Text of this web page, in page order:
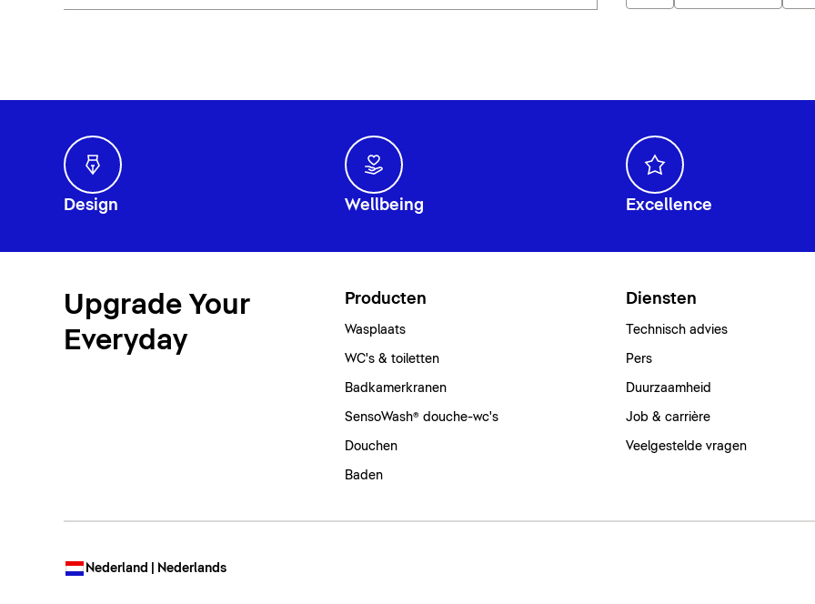
Design Wellbeing Excellence
Upgrade Your
Everyday
Producten
Wasplaats
WC's & toiletten
Badkamerkranen
SensoWash® douche-wc's
Douchen
Baden
Diensten
Technisch advies
Pers
Duurzaamheid
Job & carrière
Veelgestelde vragen
Nederland | Nederlands